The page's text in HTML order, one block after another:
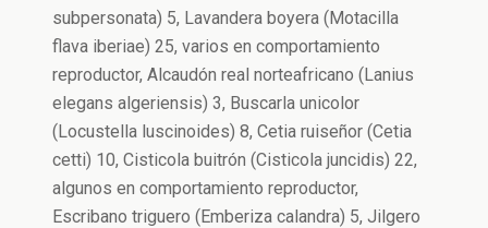
subpersonata) 5, Lavandera boyera (Motacilla
flava iberiae) 25, varios en comportamiento
reproductor, Alcaudón real norteafricano (Lanius
elegans algeriensis) 3, Buscarla unicolor
(Locustella luscinoides) 8, Cetia ruiseñor (Cetia
cetti) 10, Cisticola buitrón (Cisticola juncidis) 22,
algunos en comportamiento reproductor,
Escribano triguero (Emberiza calandra) 5, Jilgero